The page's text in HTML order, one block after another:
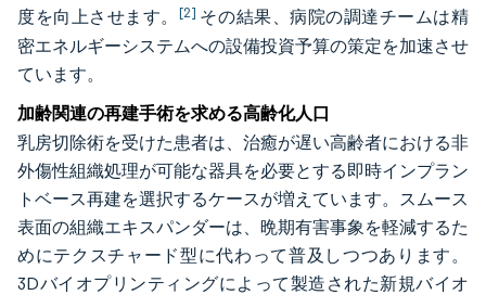
度を向上させます。 [2] その結果、病院の調達チームは精
密エネルギーシステムへの設備投資予算の策定を加速させ
ています。
加齢関連の再建手術を求める高齢化人口
乳房切除術を受けた患者は、治癒が遅い高齢者における非
外傷性組織処理が可能な器具を必要とする即時インプラン
トベース再建を選択するケースが増えています。スムース
表面の組織エキスパンダーは、晩期有害事象を軽減するた
めにテクスチャード型に代わって普及しつつあります。
3Dバイオプリンティングによって製造された新規バイオ